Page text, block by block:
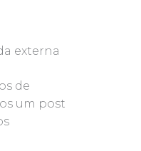
externa
de
um post